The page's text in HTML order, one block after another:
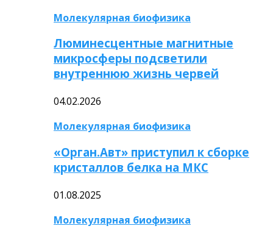
Молекулярная биофизика
Люминесцентные магнитные
микросферы подсветили
внутреннюю жизнь червей
04.02.2026
Молекулярная биофизика
«Орган.Авт» приступил к сборке
кристаллов белка на МКС
01.08.2025
Молекулярная биофизика